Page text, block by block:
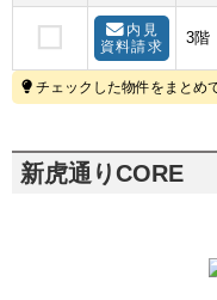
内見
資料請求
3階
チェックした物件をまとめ
新虎通りCORE